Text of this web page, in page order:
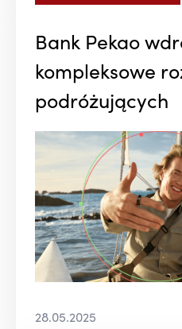
Bank Pekao
kompleksowe
podróżujących
28.05.2025